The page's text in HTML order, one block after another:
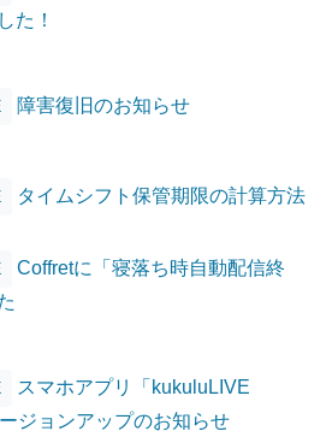
た！
障害復旧のお知らせ
タイムシフト保管期限の計算方法
Coffretに「寝落ち時自動配信終
スマホアプリ「kukuluLIVE
ジョンアップのお知らせ